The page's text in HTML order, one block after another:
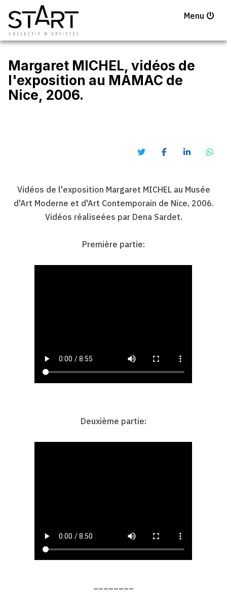
Menu
Margaret MICHEL, vidéos de
l'exposition au MAMAC de
Nice, 2006.
Vidéos de l'exposition Margaret MICHEL au Musée
d'Art Moderne et d'Art Contemporain de Nice, 2006.
Vidéos réaliseées par Dena Sardet.
Première partie:
Deuxième partie: